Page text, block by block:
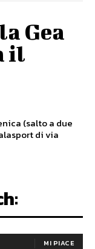
Gea
il
(salto a due
di via
MI PIACE